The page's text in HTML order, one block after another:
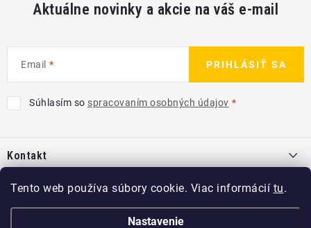
Tento web používa súbory cookie. Viac informácií tu.
Nastavenie
Aktuálne novinky a akcie na váš e-mail
Email
Súhlasím so spracovaním osobných údajov
PRIHLÁSIŤ SA
pKontakt
info @ kcshop.sk
+421 918 725 111
Kategórie